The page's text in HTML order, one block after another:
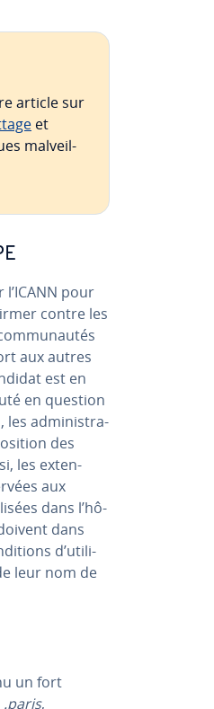
article sur
et
mal­veil­
pour
contre les
aux autres
est en
en question
les ad­mi­nis­tra­
des
les ex­ten­
aux
dans l’hô­
dans
d’uti­li­
leur nom de
un fort
.paris,